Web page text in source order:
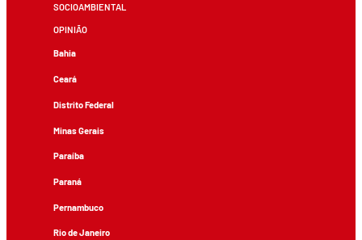
SOCIOAMBIENTAL
OPINIÃO
Bahia
Ceará
Distrito Federal
Minas Gerais
Paraíba
Paraná
Pernambuco
Rio de Janeiro